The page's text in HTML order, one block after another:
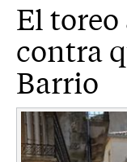
El toreo
contra
Barrio